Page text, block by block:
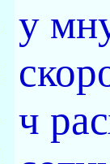
у
ч